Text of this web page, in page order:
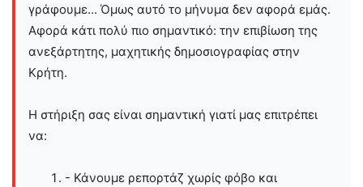
γράφουμε... Όμως αυτό το μήνυμα δεν αφορά εμάς.
Αφορά κάτι πολύ πιο σημαντικό: την επιβίωση της
ανεξάρτητης, μαχητικής δημοσιογραφίας στην
Kρήτη.
Η στήριξη σας είναι σημαντική γιατί μας επιτρέπει
να:
- Κάνουμε ρεπορτάζ χωρίς φόβο και